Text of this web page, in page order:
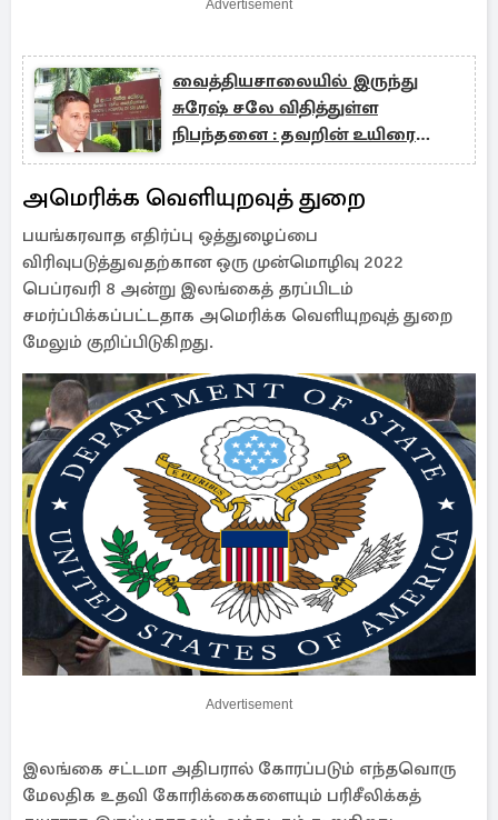
Advertisement
வைத்தியசாலையில் இருந்து
சுரேஷ் சலே விதித்துள்ள
நிபந்தனை : தவறின் உயிரை
விடப்போவதாகவும் அச்சுறுத்தல்
அமெரிக்க வெளியுறவுத் துறை
பயங்கரவாத எதிர்ப்பு ஒத்துழைப்பை
விரிவுபடுத்துவதற்கான ஒரு முன்மொழிவு 2022
பெப்ரவரி 8 அன்று இலங்கைத் தரப்பிடம்
சமர்ப்பிக்கப்பட்டதாக அமெரிக்க வெளியுறவுத் துறை
மேலும் குறிப்பிடுகிறது.
Advertisement
இலங்கை சட்டமா அதிபரால் கோரப்படும் எந்தவொரு
மேலதிக உதவி கோரிக்கைகளையும் பரிசீலிக்கத்